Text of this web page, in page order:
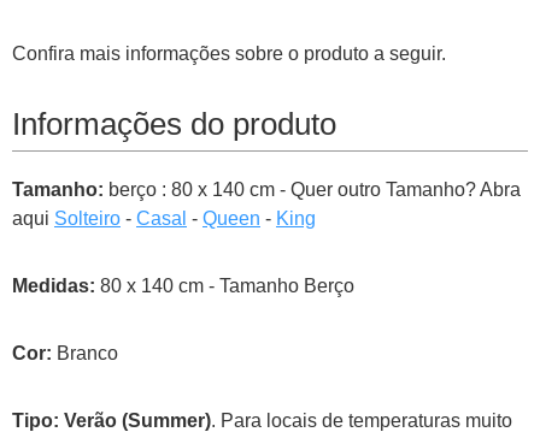
Confira mais informações sobre o produto a seguir.
Informações do produto
Tamanho: berço : 80 x 140 cm - Quer outro Tamanho? Abra
aqui Solteiro - Casal - Queen - King
Medidas: 80 x 140 cm - Tamanho Berço
Cor: Branco
Tipo: Verão (Summer). Para locais de temperaturas muito